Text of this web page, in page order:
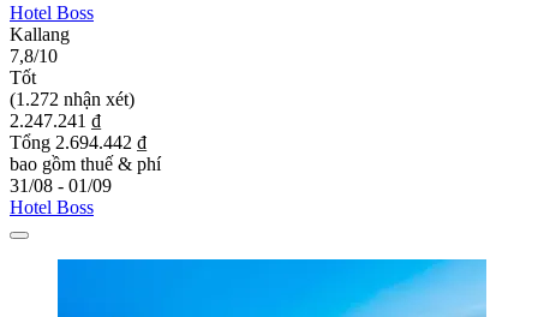
Hotel Boss
Kallang
7,8/10
Tốt
(1.272 nhận xét)
2.247.241 ₫
Tổng 2.694.442 ₫
bao gồm thuế & phí
31/08 - 01/09
Hotel Boss